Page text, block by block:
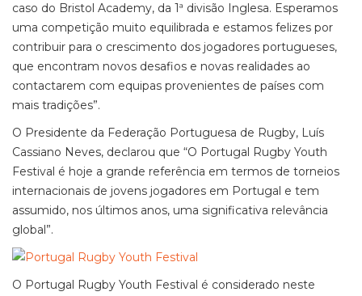
caso do Bristol Academy, da 1ª divisão Inglesa. Esperamos
uma competição muito equilibrada e estamos felizes por
contribuir para o crescimento dos jogadores portugueses,
que encontram novos desafios e novas realidades ao
contactarem com equipas provenientes de países com
mais tradições”.
O Presidente da Federação Portuguesa de Rugby, Luís
Cassiano Neves, declarou que “O Portugal Rugby Youth
Festival é hoje a grande referência em termos de torneios
internacionais de jovens jogadores em Portugal e tem
assumido, nos últimos anos, uma significativa relevância
global”.
O Portugal Rugby Youth Festival é considerado neste